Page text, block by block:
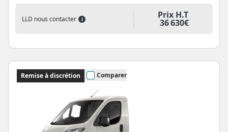
LLD nous contacter i Prix H.T
36 630€
Remise à discrétion Comparer